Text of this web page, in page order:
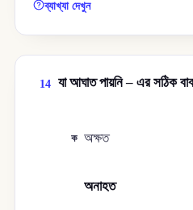
ব্যাখ্যা দেখুন
14 যা আঘাত পায়নি – এর সঠিক
ক অক্ষত
অনাহত